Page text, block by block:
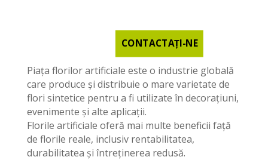
CONTACTAŢI-NE
Piața florilor artificiale este o industrie globală
care produce și distribuie o mare varietate de
flori sintetice pentru a fi utilizate în decorațiuni,
evenimente și alte aplicații.
Florile artificiale oferă mai multe beneficii față
de florile reale, inclusiv rentabilitatea,
durabilitatea și întreținerea redusă.